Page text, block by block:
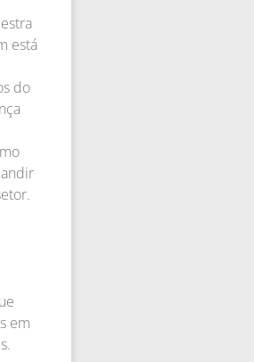
está
do
em